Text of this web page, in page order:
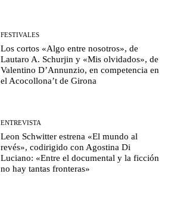
FESTIVALES
Los cortos «Algo entre nosotros», de
Lautaro A. Schurjin y «Mis olvidados», de
Valentino D’Annunzio, en competencia en
el Acocollona’t de Girona
ENTREVISTA
Leon Schwitter estrena «El mundo al
revés», codirigido con Agostina Di
Luciano: «Entre el documental y la ficción
no hay tantas fronteras»